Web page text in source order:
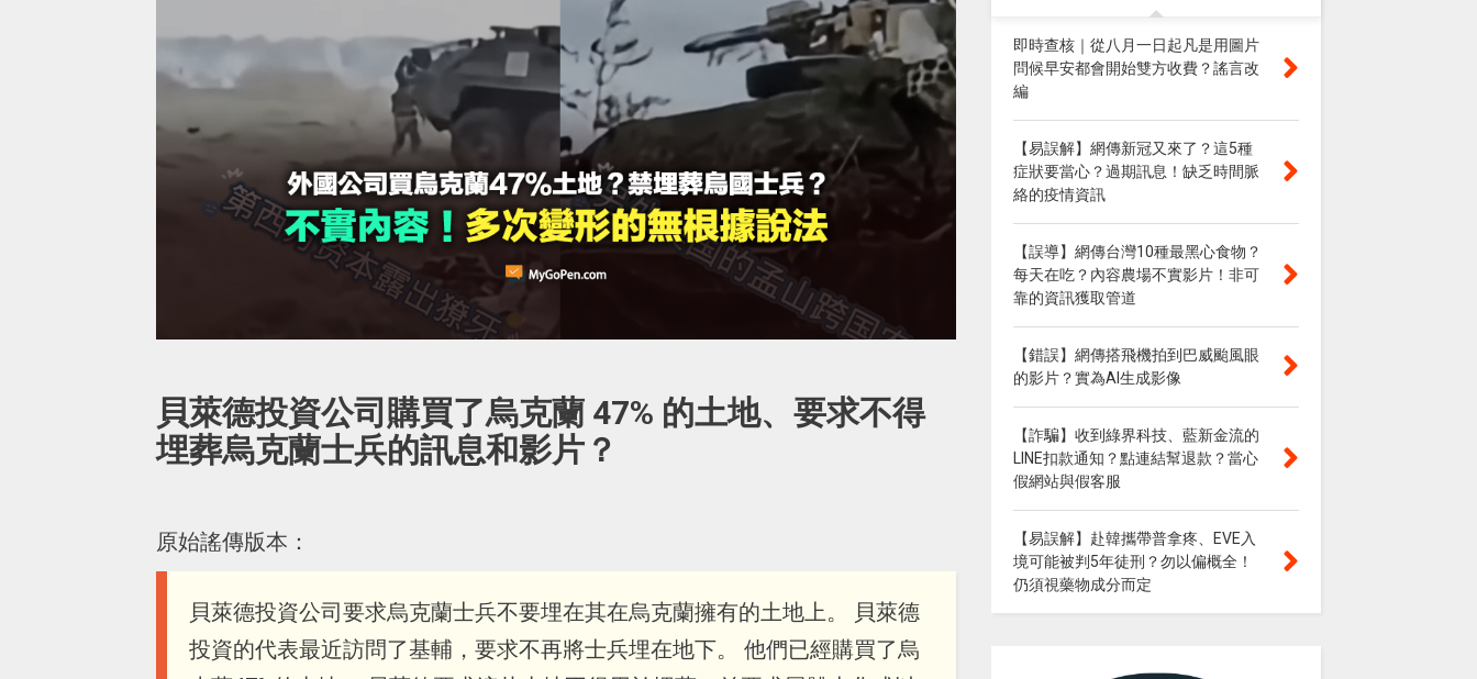
貝萊德投資公司購買了烏克蘭 47% 的土地、要求不得
埋葬烏克蘭士兵的訊息和影片？
原始謠傳版本：
貝萊德投資公司要求烏克蘭士兵不要埋在其在烏克蘭擁有的土地上。 貝萊德
投資的代表最近訪問了基輔，要求不再將士兵埋在地下。 他們已經購買了烏
即時查核｜從八月一日起凡是用圖片
問候早安都會開始雙方收費？謠言改
編
【易誤解】網傳新冠又來了？這5種
症狀要當心？過期訊息！缺乏時間脈
絡的疫情資訊
【誤導】網傳台灣10種最黑心食物？
每天在吃？內容農場不實影片！非可
靠的資訊獲取管道
【錯誤】網傳搭飛機拍到巴威颱風眼
的影片？實為AI生成影像
【詐騙】收到綠界科技、藍新金流的
LINE扣款通知？點連結幫退款？當心
假網站與假客服
【易誤解】赴韓攜帶普拿疼、EVE入
境可能被判5年徒刑？勿以偏概全！
仍須視藥物成分而定